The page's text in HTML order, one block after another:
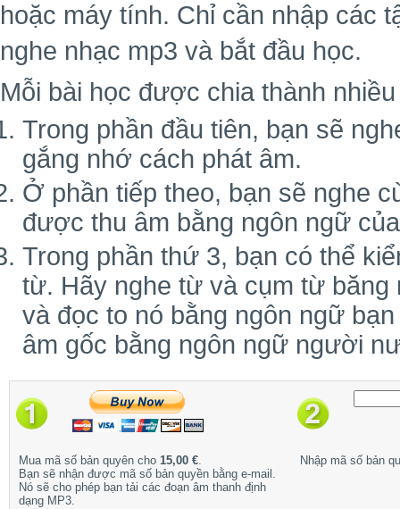
hoặc máy tính. Chỉ cần nhập các
nghe nhạc mp3 và bắt đầu học.
Mỗi bài học được chia thành
Trong phần đầu tiên, bạn sẽ
gắng nhớ cách phát âm.
Ở phần tiếp theo, bạn sẽ nghe
được thu âm bằng ngôn ngữ
Trong phần thứ 3, bạn có thể
từ. Hãy nghe từ và cụm từ
và đọc to nó bằng ngôn ngữ
âm gốc bằng ngôn ngữ người
Mua mã số bản quyên cho 15,00 €.
Bạn sẽ nhận được mã số bản quyền bằng e-mail.
Nó sẽ cho phép bạn tải các đoạn âm thanh định
dạng MP3.
Nhập mã số bản